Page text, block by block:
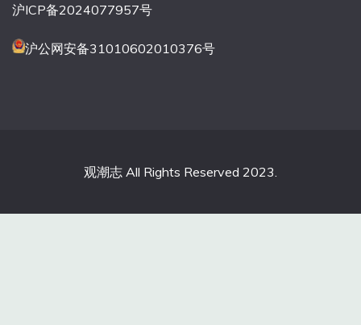
沪ICP备2024077957号
沪公网安备31010602010376号
观潮志 All Rights Reserved 2023.